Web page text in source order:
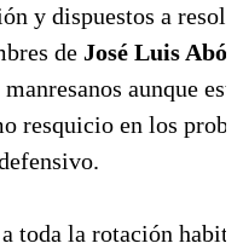
y dispuestos a
de José Luis Abós
aunque
resquicio en los
toda la rotación